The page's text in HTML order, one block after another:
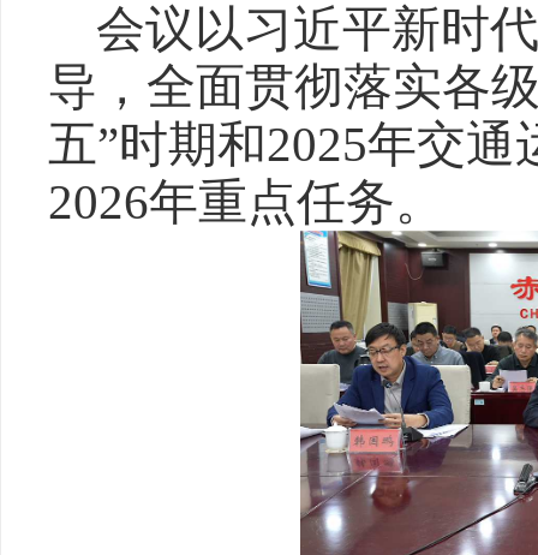
会议以习近平新时
导，全面贯彻落实各
五”时期和2025年交
2026年重点任务。